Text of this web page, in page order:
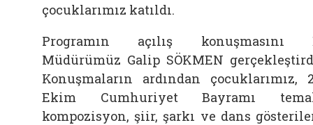
çocuklarımız katıldı.
Programın açılış konuşmasını
Müdürümüz Galip SÖKMEN
Konuşmaların ardından çocuklarımız,
Ekim Cumhuriyet Bayramı
kompozisyon, şiir, şarkı ve dans